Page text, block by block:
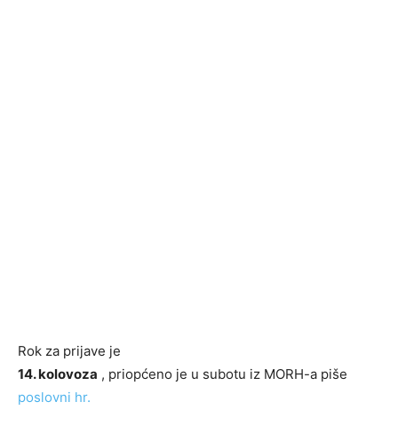
Rok za prijave je
14. kolovoza , priopćeno je u subotu iz MORH-a piše
poslovni hr.